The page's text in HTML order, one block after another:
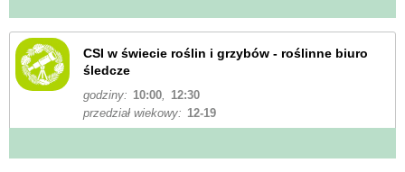
CSI w świecie roślin i grzybów - roślinne biuro
śledcze
godziny: 10:00,
12:30
przedział wiekowy: 12-19